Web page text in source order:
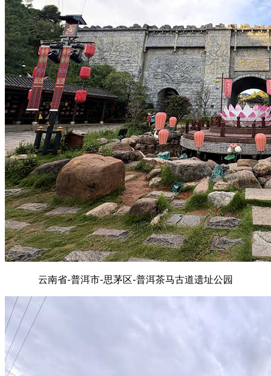
云南省-普洱市-思茅区-普洱茶马古道遗址公园